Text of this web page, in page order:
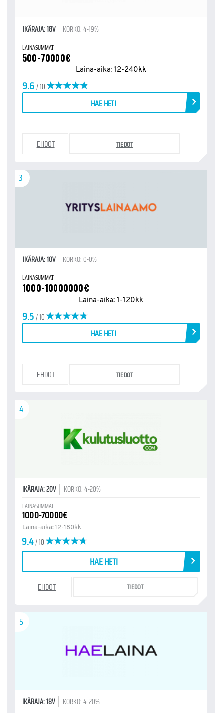
IKÄRAJA: 18V KORKO: 4-19%
LAINASUMMAT
500-70000€
Laina-aika: 12-240kk
9.6/ 10
EHDOT TIEDOT
HAE HETI
3
IKÄRAJA: 18V KORKO: 0-0%
LAINASUMMAT
1000-10000000€
Laina-aika: 1-120kk
9.5/ 10
EHDOT TIEDOT
HAE HETI
4
IKÄRAJA: 20V KORKO: 4-20%
LAINASUMMAT
1000-70000€
Laina-aika: 12-180kk
9.4/ 10
HAE HETI
EHDOT TIEDOT
5
IKÄRAJA: 18V KORKO: 4-20%